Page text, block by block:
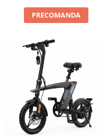
PRECOMANDA